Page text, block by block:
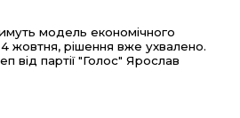
модель економічного
жовтня, рішення вже ухвалено.
від партії "Голос" Ярослав